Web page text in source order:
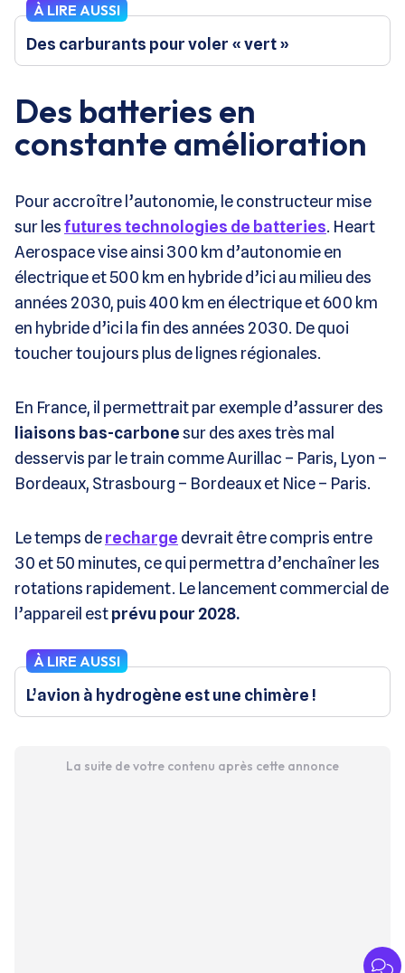
À LIRE AUSSI
Des carburants pour voler « vert »
Des batteries en
constante amélioration
Pour accroître l’autonomie, le constructeur mise
sur lesfutures technologies de batteries. Heart
Aerospace vise ainsi 300 km d’autonomie en
électrique et 500 km en hybride d’ici au milieu des
années 2030, puis 400 km en électrique et 600 km
en hybride d’ici la fin des années 2030. De quoi
toucher toujours plus de lignes régionales.
En France, il permettrait par exemple d’assurer des
liaisons bas-carbonesur des axes très mal
desservis par le train comme Aurillac – Paris, Lyon –
Bordeaux, Strasbourg – Bordeaux et Nice – Paris.
Le temps derecharge devrait être compris entre
30 et 50 minutes, ce qui permettra d’enchaîner les
rotations rapidement. Le lancement commercial de
l’appareil estprévu pour 2028.
À LIRE AUSSI
L’avion à hydrogène est une chimère !
La suite de votre contenu après cette annonce